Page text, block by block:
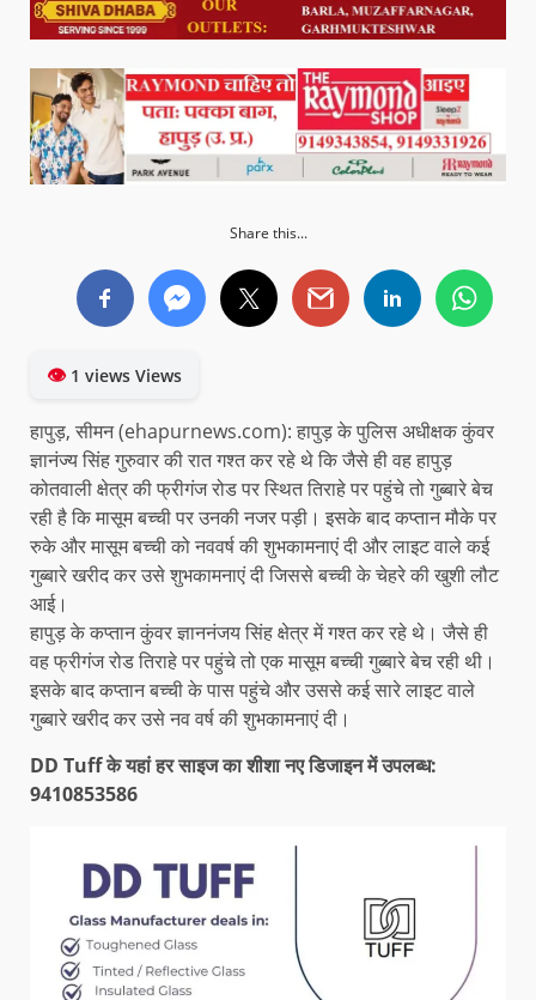
Share this...
👁1 views Views
हापुड़, सीमन (ehapurnews.com): हापुड़ के पुलिस अधीक्षक कुंवर
ज्ञानंज्य सिंह गुरुवार की रात गश्त कर रहे थे कि जैसे ही वह हापुड़
कोतवाली क्षेत्र की फ्रीगंज रोड पर स्थित तिराहे पर पहुंचे तो गुब्बारे बेच
रही है कि मासूम बच्ची पर उनकी नजर पड़ी। इसके बाद कप्तान मौके पर
रुके और मासूम बच्ची को नववर्ष की शुभकामनाएं दी और लाइट वाले कई
गुब्बारे खरीद कर उसे शुभकामनाएं दी जिससे बच्ची के चेहरे की खुशी लौट
आई।
हापुड़ के कप्तान कुंवर ज्ञाननंजय सिंह क्षेत्र में गश्त कर रहे थे। जैसे ही
वह फ्रीगंज रोड तिराहे पर पहुंचे तो एक मासूम बच्ची गुब्बारे बेच रही थी।
इसके बाद कप्तान बच्ची के पास पहुंचे और उससे कई सारे लाइट वाले
गुब्बारे खरीद कर उसे नव वर्ष की शुभकामनाएं दी।
DD Tuff के यहां हर साइज का शीशा नए डिजाइन में उपलब्ध:
9410853586